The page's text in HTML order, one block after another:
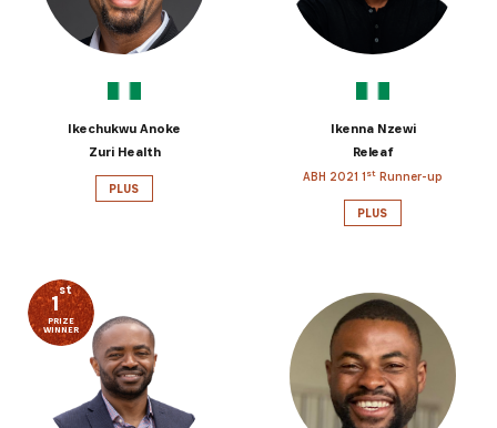
Ikechukwu Anoke
Zuri Health
PLUS
Ikenna Nzewi
Releaf
ABH 2021 1 st Runner-up
PLUS
1st
PRIZE
WINNER